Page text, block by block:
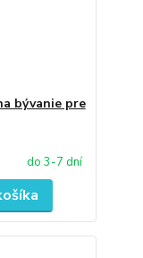
bývanie pre
do 3-7 dní